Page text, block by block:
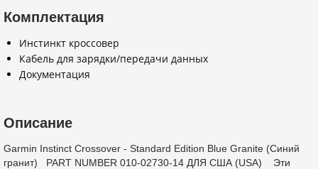
Комплектация
Инстинкт кроссовер
Кабель для зарядки/передачи данных
Документация
Описание
Garmin Instinct Crossover - Standard Edition Blue Granite (Синий
гранит) PART NUMBER 010-02730-14 ДЛЯ США (USA) Эти